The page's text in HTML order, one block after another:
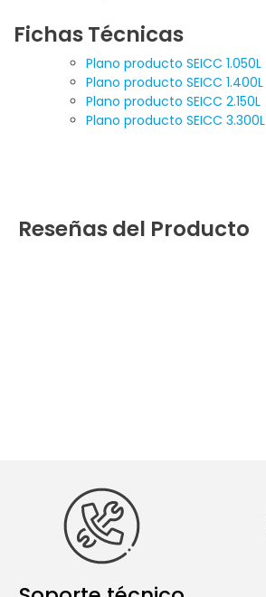
Fichas Técnicas
Plano producto SEICC 1.050L
Plano producto SEICC 1.400L
Plano producto SEICC 2.150L
Plano producto SEICC 3.300L
Reseñas del Producto